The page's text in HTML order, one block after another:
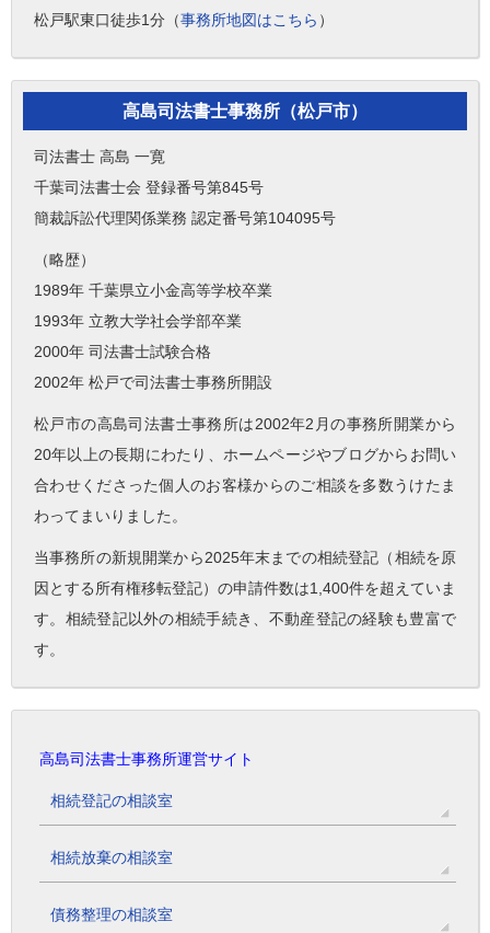
松戸駅東口徒歩1分（事務所地図はこちら ）
高島司法書士事務所（松戸市）
司法書士 高島 一寛
千葉司法書士会 登録番号第845号
簡裁訴訟代理関係業務 認定番号第104095号
（略歴）
1989年 千葉県立小金高等学校卒業
1993年 立教大学社会学部卒業
2000年 司法書士試験合格
2002年 松戸で司法書士事務所開設
松戸市の高島司法書士事務所は2002年2月の事務所開業から
20年以上の長期にわたり、ホームページやブログからお問い
合わせくださった個人のお客様からのご相談を多数うけたま
わってまいりました。
当事務所の新規開業から2025年末までの相続登記（相続を原
因とする所有権移転登記）の申請件数は1,400件を超えていま
す。相続登記以外の相続手続き、不動産登記の経験も豊富で
す。
高島司法書士事務所運営サイト
相続登記の相談室
相続放棄の相談室
債務整理の相談室